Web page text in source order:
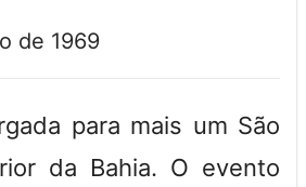
de 1969
para mais um São
da Bahia. O evento